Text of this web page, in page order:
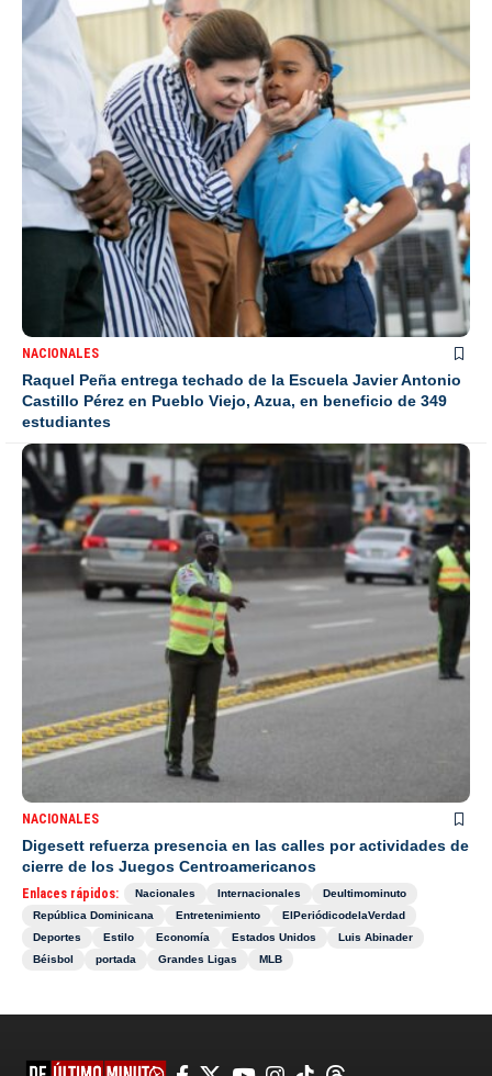
NACIONALES
Raquel Peña entrega techado de la Escuela Javier Antonio
Castillo Pérez en Pueblo Viejo, Azua, en beneficio de 349
estudiantes
NACIONALES
Digesett refuerza presencia en las calles por actividades de
cierre de los Juegos Centroamericanos
Enlaces rápidos: Nacionales Internacionales
Deultimominuto
República Dominicana
Entretenimiento
ElPeriódicodelaVerdad
Deportes
Estilo Economía Estados Unidos
Luis Abinader
Béisbol
portada Grandes Ligas MLB